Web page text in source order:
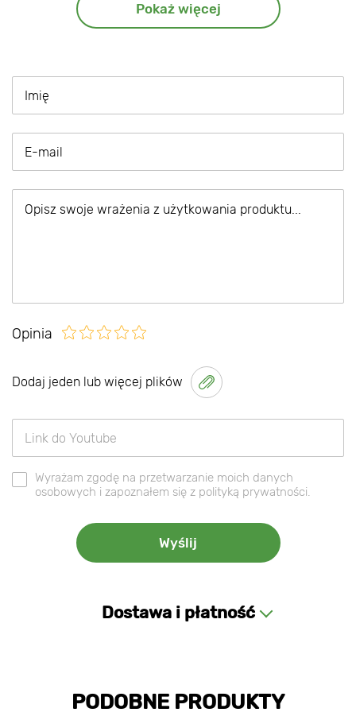
Pokaż więcej
Opinia
Dodaj jeden lub więcej plików
Wyrażam zgodę na przetwarzanie moich danych
osobowych i zapoznałem się z polityką prywatności.
Dostawa i płatność
PODOBNE PRODUKTY